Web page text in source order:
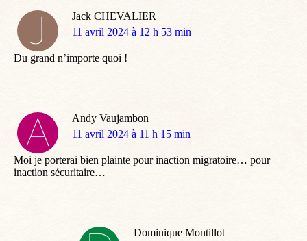
Jack CHEVALIER
dit
11 avril 2024 à 12 h 53 min
Du grand n’importe quoi !
Andy Vaujambon
dit
11 avril 2024 à 11 h 15 min
Moi je porterai bien plainte pour inaction migratoire… pour
inaction sécuritaire…
Dominique Montillot